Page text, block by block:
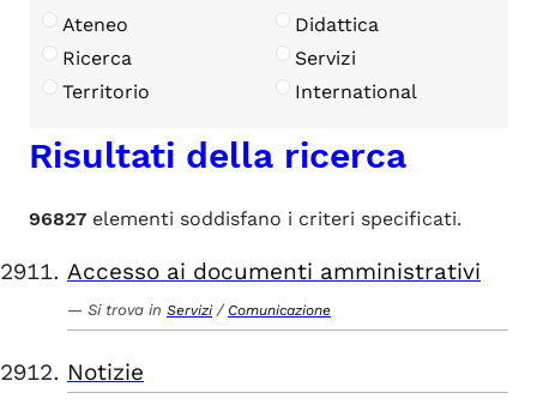
Ateneo
Didattica
Ricerca
Servizi
Territorio
International
Risultati della ricerca
96827 elementi soddisfano i criteri specificati.
Accesso ai documenti amministrativi
Si trova in Servizi / Comunicazione
Notizie